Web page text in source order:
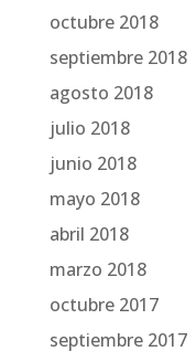
octubre 2018
septiembre 2018
agosto 2018
julio 2018
junio 2018
mayo 2018
abril 2018
marzo 2018
octubre 2017
septiembre 2017